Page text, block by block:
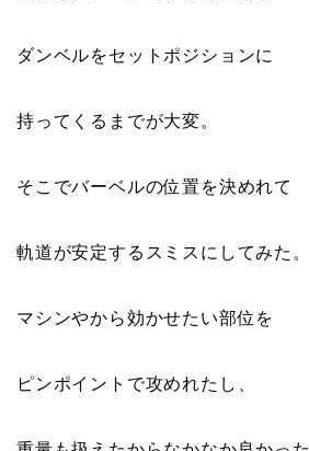
ダンベルをセットポジションに
持ってくるまでが大変。
そこでバーベルの位置を決めれて
軌道が安定するスミスにしてみた。
マシンやから効かせたい部位を
ピンポイントで攻めれたし、